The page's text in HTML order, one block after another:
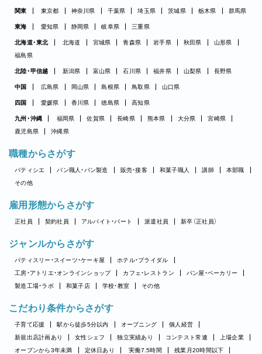
関東 東京都 神奈川県 千葉県 埼玉県 茨城県 栃木県 群馬県
東海 愛知県 静岡県 岐阜県 三重県
北海道・東北 北海道 宮城県 青森県 岩手県 秋田県
山形県
福島県
北陸・甲信越 新潟県 富山県 石川県 福井県 山梨県 長野県
中国 広島県 岡山県 島根県 鳥取県 山口県
四国 愛媛県 香川県 徳島県 高知県
九州・沖縄 福岡県 佐賀県 長崎県 熊本県 大分県
宮崎県
鹿児島県
沖縄県
職種からさがす
パティシエ パン職人・パン製造 販売・接客 和菓子職人 講師
本部職
その他
雇用形態からさがす
正社員 契約社員 アルバイト・パート 派遣社員 新卒（正社員）
ジャンルからさがす
パティスリー・スイーツ・ケーキ屋
ホテル・ブライダル
工房・アトリエ・オンラインショップ
カフェ・レストラン
パン屋・ベーカリー
製造工場・ラボ
和菓子店 学校・教室 その他
こだわり条件からさがす
子育て応援 駅から徒歩5分以内 オープニング
個人経営
新規出店計画あり
女性シェフ 独立実績あり コンテスト常連
上場企業
オープンから3年未満
定休日あり 実働7.5時間
残業月20時間以下